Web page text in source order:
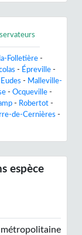
Folletière -
- Épreville -
- Malleville-
- Ocqueville -
- Robertot -
de-Cernières -
espèce
métropolitaine